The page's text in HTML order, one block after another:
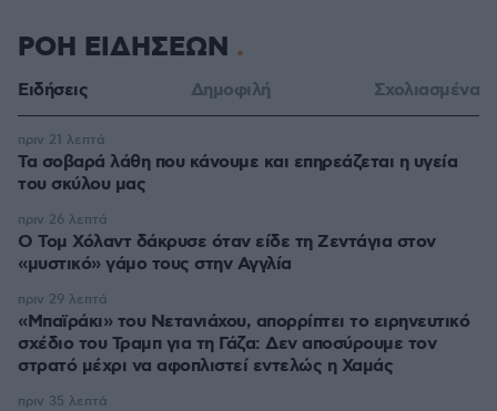
ΡΟΗ ΕΙΔΗΣΕΩΝ
Ειδήσεις Δημοφιλή Σχολιασμένα
Τα σοβαρά λάθη που κάνουμε και επηρεάζεται η υγεία
του σκύλου μας
πριν 21 λεπτά
Ο Τομ Χόλαντ δάκρυσε όταν είδε τη Ζεντάγια στον
«μυστικό» γάμο τους στην Αγγλία
πριν 26 λεπτά
«Μπαϊράκι» του Νετανιάχου, απορρίπτει το ειρηνευτικό
σχέδιο του Τραμπ για τη Γάζα: Δεν αποσύρουμε τον
στρατό μέχρι να αφοπλιστεί εντελώς η Χαμάς
πριν 29 λεπτά
πριν 35 λεπτά